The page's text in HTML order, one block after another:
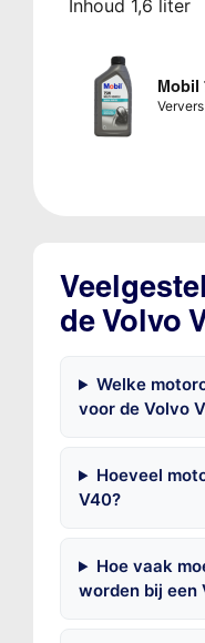
Inhoud 1,6 liter
Mobil
de Volvo
Welke
voor de Volvo
Hoeveel
V40?
Hoe vaak
worden bij een